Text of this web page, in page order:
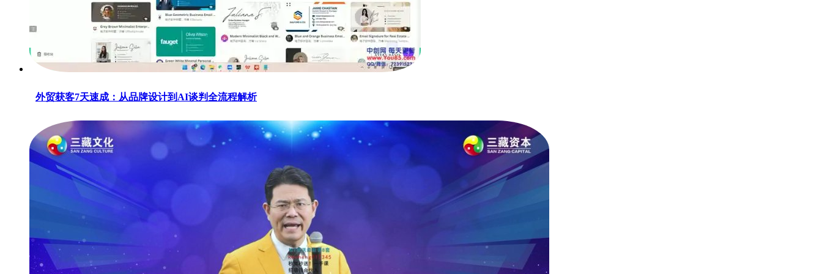
外贸获客7天速成：从品牌设计到AI谈判全流程解析